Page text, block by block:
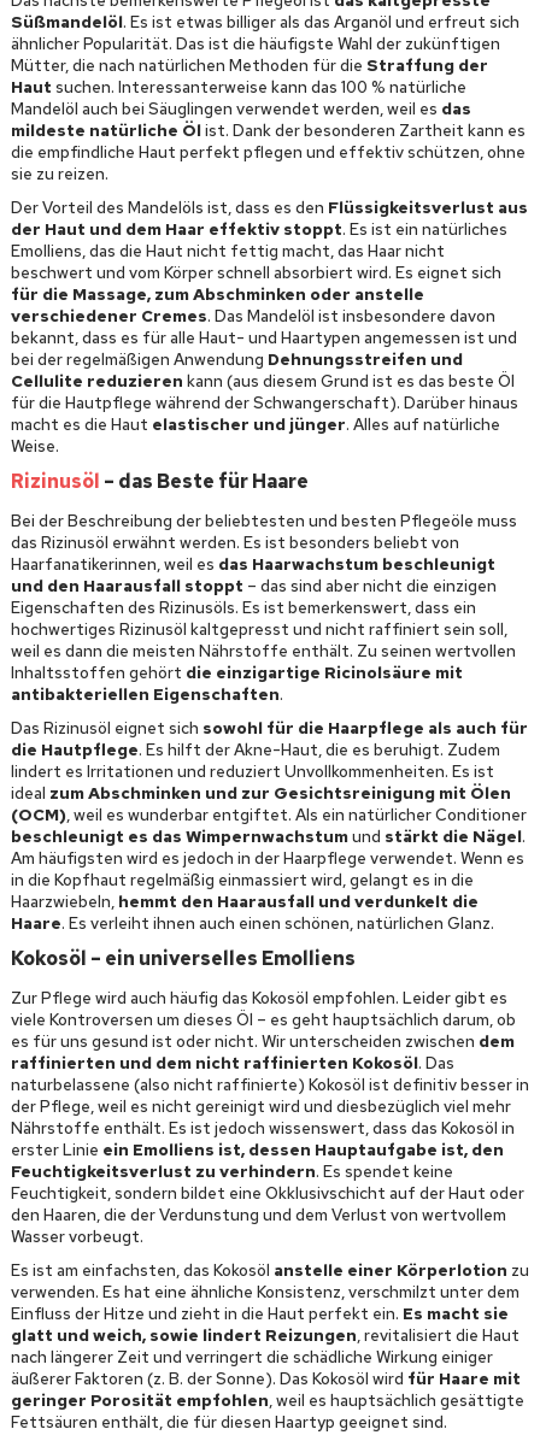
Süßmandelöl. Es ist etwas billiger als das Arganöl und erfreut sich
ähnlicher Popularität. Das ist die häufigste Wahl der zukünftigen
Mütter, die nach natürlichen Methoden für die Straffung der
Haut suchen. Interessanterweise kann das 100 % natürliche
Mandelöl auch bei Säuglingen verwendet werden, weil es das
mildeste natürliche Ölist. Dank der besonderen Zartheit kann es
die empfindliche Haut perfekt pflegen und effektiv schützen, ohne
sie zu reizen.
Der Vorteil des Mandelöls ist, dass es den Flüssigkeitsverlust aus
der Haut und dem Haar effektiv stoppt. Es ist ein natürliches
Emolliens, das die Haut nicht fettig macht, das Haar nicht
beschwert und vom Körper schnell absorbiert wird. Es eignet sich
für die Massage, zum Abschminken oder anstelle
verschiedener Cremes. Das Mandelöl ist insbesondere davon
bekannt, dass es für alle Haut- und Haartypen angemessen ist und
bei der regelmäßigen Anwendung Dehnungsstreifen und
Cellulite reduzieren kann (aus diesem Grund ist es das beste Öl
für die Hautpflege während der Schwangerschaft). Darüber hinaus
macht es die Haut elastischer und jünger. Alles auf natürliche
Weise.
Rizinusöl – das Beste für Haare
Bei der Beschreibung der beliebtesten und besten Pflegeöle muss
das Rizinusöl erwähnt werden. Es ist besonders beliebt von
Haarfanatikerinnen, weil es das Haarwachstum beschleunigt
und den Haarausfall stoppt – das sind aber nicht die einzigen
Eigenschaften des Rizinusöls. Es ist bemerkenswert, dass ein
hochwertiges Rizinusöl kaltgepresst und nicht raffiniert sein soll,
weil es dann die meisten Nährstoffe enthält. Zu seinen wertvollen
Inhaltsstoffen gehört die einzigartige Ricinolsäure mit
antibakteriellen Eigenschaften.
Das Rizinusöl eignet sich sowohl für die Haarpflege als auch für
die Hautpflege. Es hilft der Akne-Haut, die es beruhigt. Zudem
lindert es Irritationen und reduziert Unvollkommenheiten. Es ist
ideal zum Abschminken und zur Gesichtsreinigung mit Ölen
(OCM), weil es wunderbar entgiftet. Als ein natürlicher Conditioner
beschleunigt es das Wimpernwachstumund stärkt die Nägel.
Am häufigsten wird es jedoch in der Haarpflege verwendet. Wenn es
in die Kopfhaut regelmäßig einmassiert wird, gelangt es in die
Haarzwiebeln, hemmt den Haarausfall und verdunkelt die
Haare. Es verleiht ihnen auch einen schönen, natürlichen Glanz.
Kokosöl – ein universelles Emolliens
Zur Pflege wird auch häufig das Kokosöl empfohlen. Leider gibt es
viele Kontroversen um dieses Öl – es geht hauptsächlich darum, ob
es für uns gesund ist oder nicht. Wir unterscheiden zwischen dem
raffinierten und dem nicht raffinierten Kokosöl. Das
naturbelassene (also nicht raffinierte) Kokosöl ist definitiv besser in
der Pflege, weil es nicht gereinigt wird und diesbezüglich viel mehr
Nährstoffe enthält. Es ist jedoch wissenswert, dass das Kokosöl in
erster Linie ein Emolliens ist, dessen Hauptaufgabe ist, den
Feuchtigkeitsverlust zu verhindern. Es spendet keine
Feuchtigkeit, sondern bildet eine Okklusivschicht auf der Haut oder
den Haaren, die der Verdunstung und dem Verlust von wertvollem
Wasser vorbeugt.
Es ist am einfachsten, das Kokosöl anstelle einer Körperlotion zu
verwenden. Es hat eine ähnliche Konsistenz, verschmilzt unter dem
Einfluss der Hitze und zieht in die Haut perfekt ein. Es macht sie
glatt und weich, sowie lindert Reizungen, revitalisiert die Haut
nach längerer Zeit und verringert die schädliche Wirkung einiger
äußerer Faktoren (z. B. der Sonne). Das Kokosöl wird für Haare mit
geringer Porosität empfohlen, weil es hauptsächlich gesättigte
Fettsäuren enthält, die für diesen Haartyp geeignet sind.